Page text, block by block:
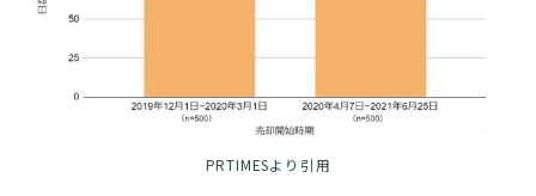
PRTIMESより引用